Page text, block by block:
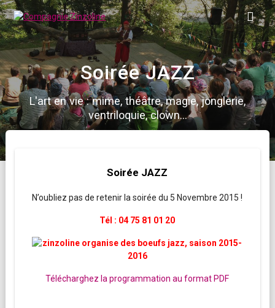
Skip
to
content
Soirée JAZZ
L'art en vie : mime, théâtre, magie, jonglerie,
ventriloquie, clown...
Soirée JAZZ
N’oubliez pas de retenir la soirée du 5 Novembre 2015 !
Tél : 04 75 81 01 20
Télécharghez la programmation au format PDF